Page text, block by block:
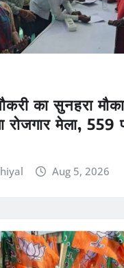
का सुनहरा
रोजगार मेला, 559
Aug 5, 2026